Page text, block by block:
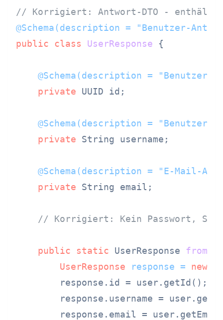
// Korrigiert: Antwort-DTO - enthält
@Schema(description = "Benutzer-
public
class UserResponse {
@Schema(description = "Benutzer-
private UUID id;
@Schema(description =
private String username;
@Schema(description = "E-Mail-
private String email;
// Korrigiert: Kein Passwort, SSN
public static UserResponse
UserResponse
response = new
        response.id = user.getId();
response.username =
response.email =